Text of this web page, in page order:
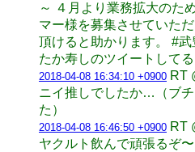
～ ４月より業務拡大のた
マー様を募集させていた
頂けると助かります。 #
たか寿しのツイートしてる
2018-04-08 16:34:10 +0900 RT
ニイ推しでしたか…（ブ
た）
2018-04-08 16:46:50 +0900 RT
ヤクルト飲んで頑張るぞ